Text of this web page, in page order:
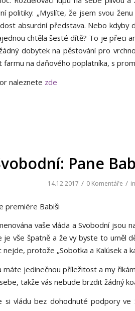
politiky: „Myslíte, že jsem svou
absurdní představa. Nebo kdyby
chtěla šesté dítě? To je přeci
dobytek na pěstování pro
na daňového poplatníka, s
naleznete zde
Pane
14.12.2017 / 0 Komentáře / in
premiére Babiši
vaše vláda a Svobodní jsou
je vše špatně a že vy byste to uměl
protože „Sobotka a Kalúsek a
máte jedinečnou příležitost a my
takže vás nebude brzdit žádný
si vládu bez dohodnuté podpory ve